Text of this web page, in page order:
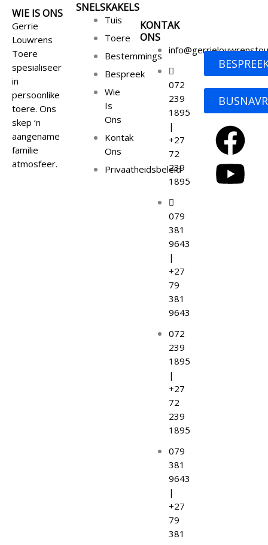
WIE IS ONS
Gerrie
Louwrens
Toere
spesialiseer
in
persoonlike
toere. Ons
skep ‘n
aangename
familie
atmosfeer.
SNELSKAKELS
Tuis
Toere
Bestemmings
Bespreek
Wie
Is
Ons
Kontak
Ons
Privaatheidsbeleid
KONTAK
ONS
072
239
1895
|
+27
72
239
1895
079
381
9643
|
+27
79
381
9643
072
239
1895
|
+27
72
239
1895
079
381
9643
|
+27
79
381
F
a
Y
o